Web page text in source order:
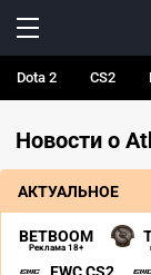
Dota 2 CS2
Новости о
АКТУАЛЬНОЕ
BETBOOM
Реклама 18+